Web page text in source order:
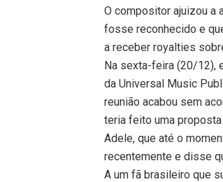
O compositor ajuizou a
fosse reconhecido e
a receber royalties
Na sexta-feira (20/12),
da Universal Music
reunião acabou sem
teria feito uma
Adele, que até o
recentemente e disse
A um fã brasileiro que